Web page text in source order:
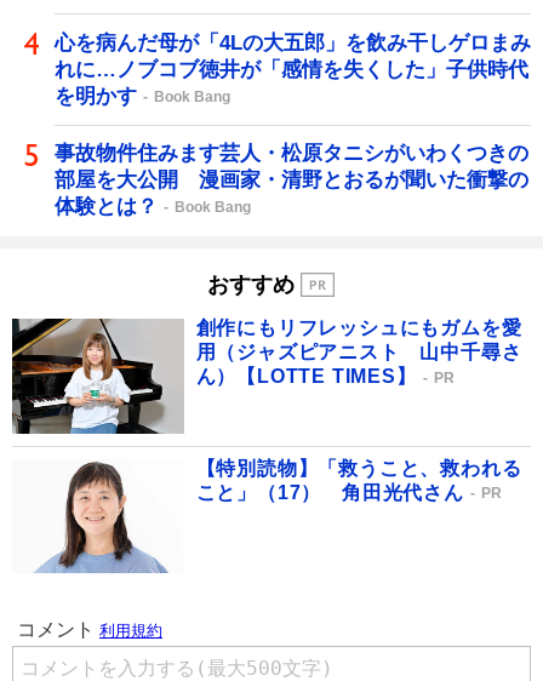
心を病んだ母が「4Lの大五郎」を飲み干しゲロまみ
れに…ノブコブ徳井が「感情を失くした」子供時代
を明かす
Book Bang
事故物件住みます芸人・松原タニシがいわくつきの
部屋を大公開 漫画家・清野とおるが聞いた衝撃の
体験とは？
Book Bang
おすすめ
創作にもリフレッシュにもガムを愛
用（ジャズピアニスト 山中千尋さ
ん）【LOTTE TIMES】
PR
【特別読物】「救うこと、救われる
こと」（17） 角田光代さん
PR